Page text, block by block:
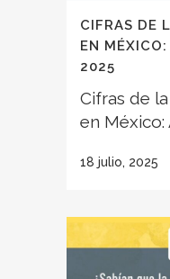
CIFRAS DE
EN
2025
Cifras de
en México:
18 julio, 2025